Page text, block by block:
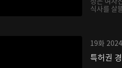
식사를 살
19화
특허권